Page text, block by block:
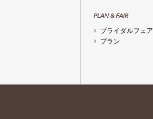
PLAN & FAIR
ブライダルフェア
プラン